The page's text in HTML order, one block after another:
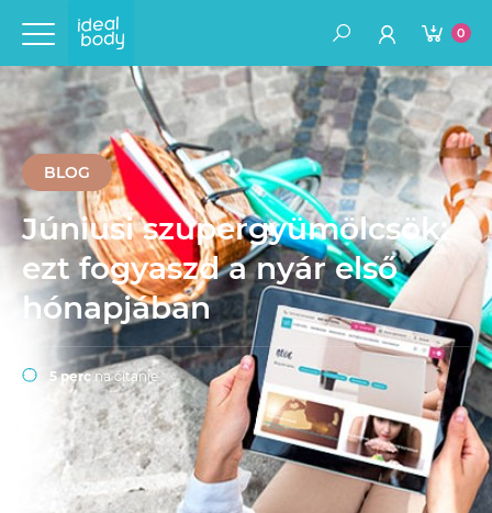
0
BLOG
Júniusi szupergyümölcsök:
ezt fogyaszd a nyár első
hónapjában
5 percna čítanie